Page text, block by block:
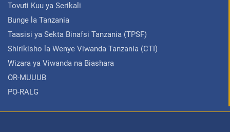
Tovuti Kuu ya Serikali
Bunge la Tanzania
Taasisi ya Sekta Binafsi Tanzania (TPSF)
Shirikisho la Wenye Viwanda Tanzania (CTI)
Wizara ya Viwanda na Biashara
OR-MUUUB
PO-RALG